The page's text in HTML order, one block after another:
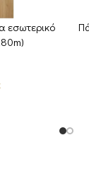
εσωτερικό